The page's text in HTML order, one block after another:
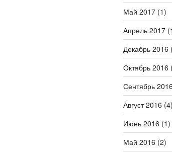
Май 2017(1)
Апрель 2017
Декабрь 2016
Октябрь 2016
Сентябрь 2016
Август 2016 (4)
Июнь 2016 (1)
Май 2016 (2)